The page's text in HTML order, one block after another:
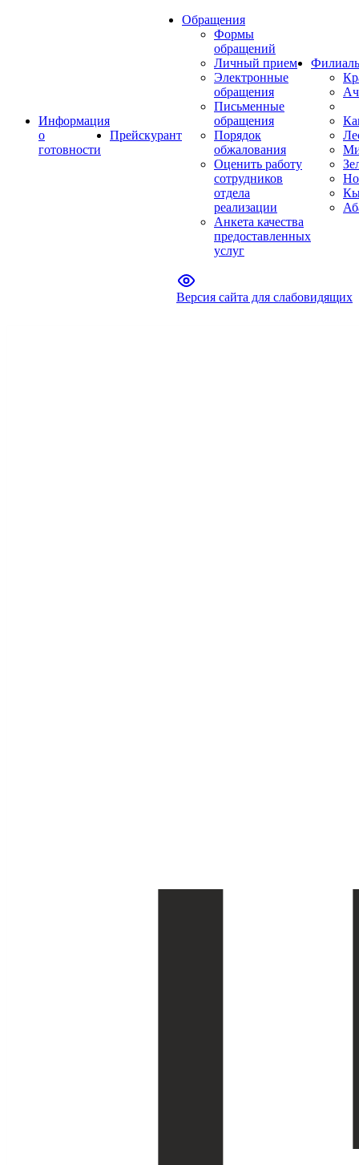
Информация
о
готовности
Прейскурант
Обращения
Формы
обращений
Личный прием
Электронные
обращения
Письменные
обращения
Порядок
обжалования
Оценить работу
сотрудников
отдела
реализации
Анкета качества
предоставленных
услуг
Версия сайта для слабовидящих